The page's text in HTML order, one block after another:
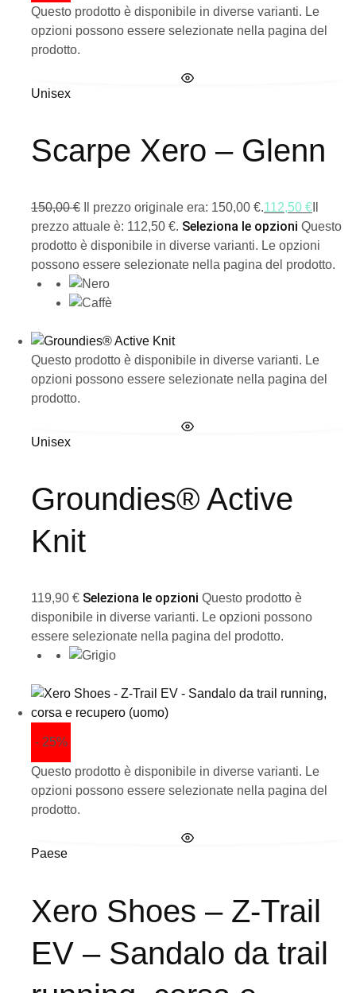
Questo prodotto è disponibile in diverse varianti. Le
opzioni possono essere selezionate nella pagina del
prodotto.
Unisex
Scarpe Xero – Glenn
150,00€ Il prezzo originale era: 150,00 €.112,50 €
prezzo attuale è: 112,50 €. Seleziona le opzioni Questo
prodotto è disponibile in diverse varianti. Le opzioni
possono essere selezionate nella pagina del prodotto.
Questo prodotto è disponibile in diverse varianti. Le
opzioni possono essere selezionate nella pagina del
prodotto.
Unisex
Groundies® Active
Knit
119,90 € Seleziona le opzioni Questo prodotto è
disponibile in diverse varianti. Le opzioni possono
essere selezionate nella pagina del prodotto.
- 25%
Questo prodotto è disponibile in diverse varianti. Le
opzioni possono essere selezionate nella pagina del
prodotto.
Paese
Xero Shoes – Z-Trail
EV – Sandalo da trail